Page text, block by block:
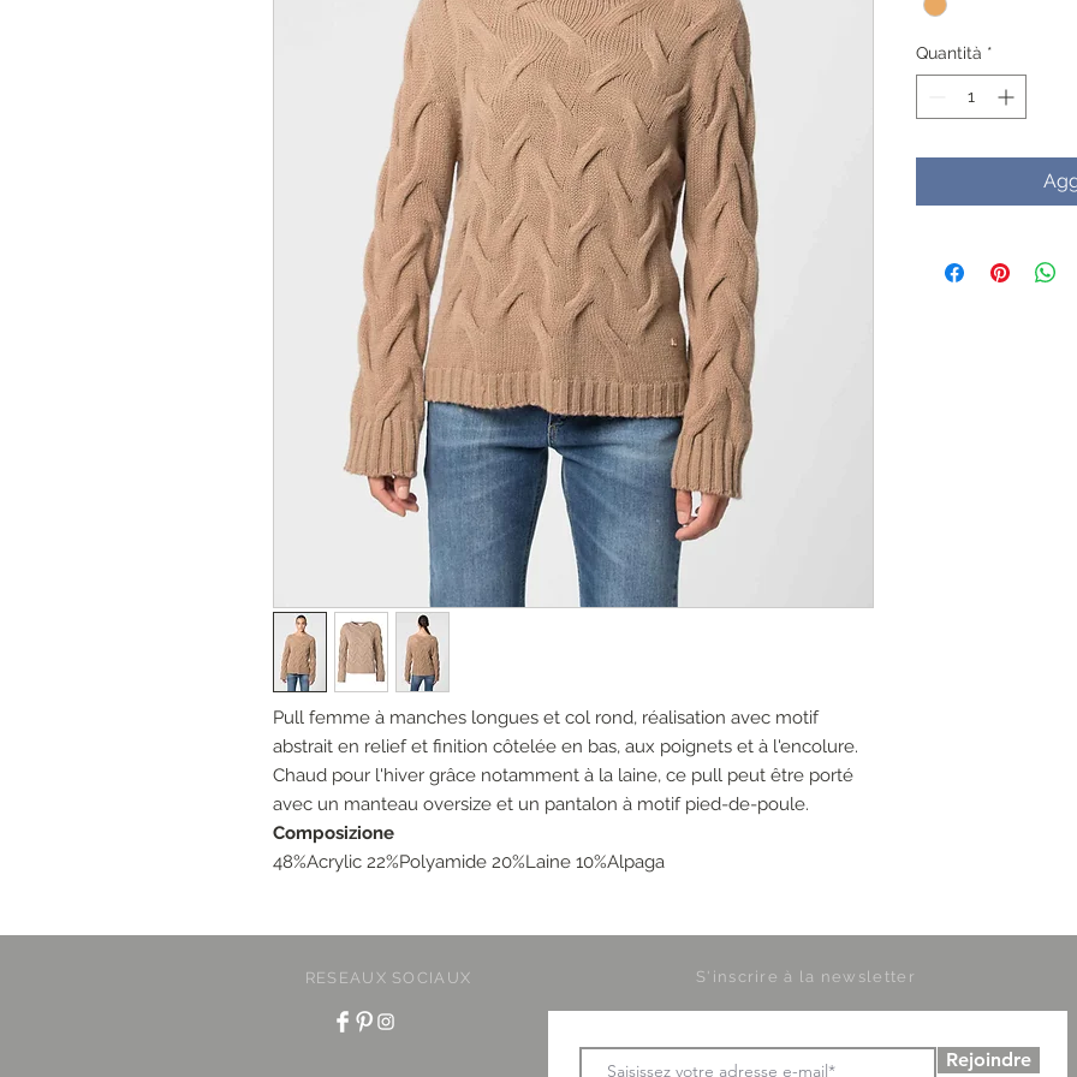
Pull femme à manches longues et col rond, réalisation avec motif
abstrait en relief et finition côtelée en bas, aux poignets et à l'encolure.
Chaud pour l'hiver grâce notamment à la laine, ce pull peut être porté
avec un manteau oversize et un pantalon à motif pied-de-poule.
Composizione
48%Acrylic 22%Polyamide 20%Laine 10%Alpaga
Quantità *
RESEAUX SOCIAUX S'inscrire à la newsletter
Rejoindre